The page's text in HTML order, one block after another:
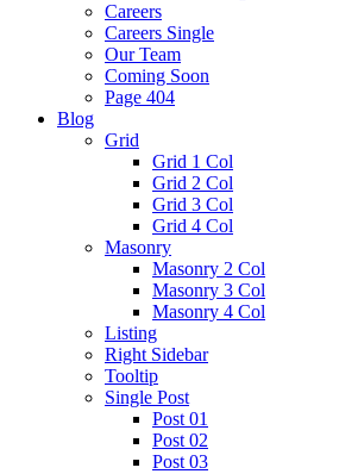
Careers
Careers Single
Our Team
Coming Soon
Page 404
Blog
Grid
Grid 1 Col
Grid 2 Col
Grid 3 Col
Grid 4 Col
Masonry
Masonry 2 Col
Masonry 3 Col
Masonry 4 Col
Listing
Right Sidebar
Tooltip
Single Post
Post 01
Post 02
Post 03